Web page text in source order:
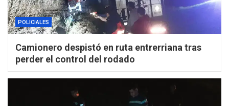
POLICIALES
Camionero despistó en ruta entrerriana tras
perder el control del rodado